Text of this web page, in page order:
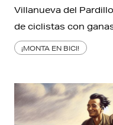
Villanueva del
de ciclistas con
¡MONTA EN BICI!